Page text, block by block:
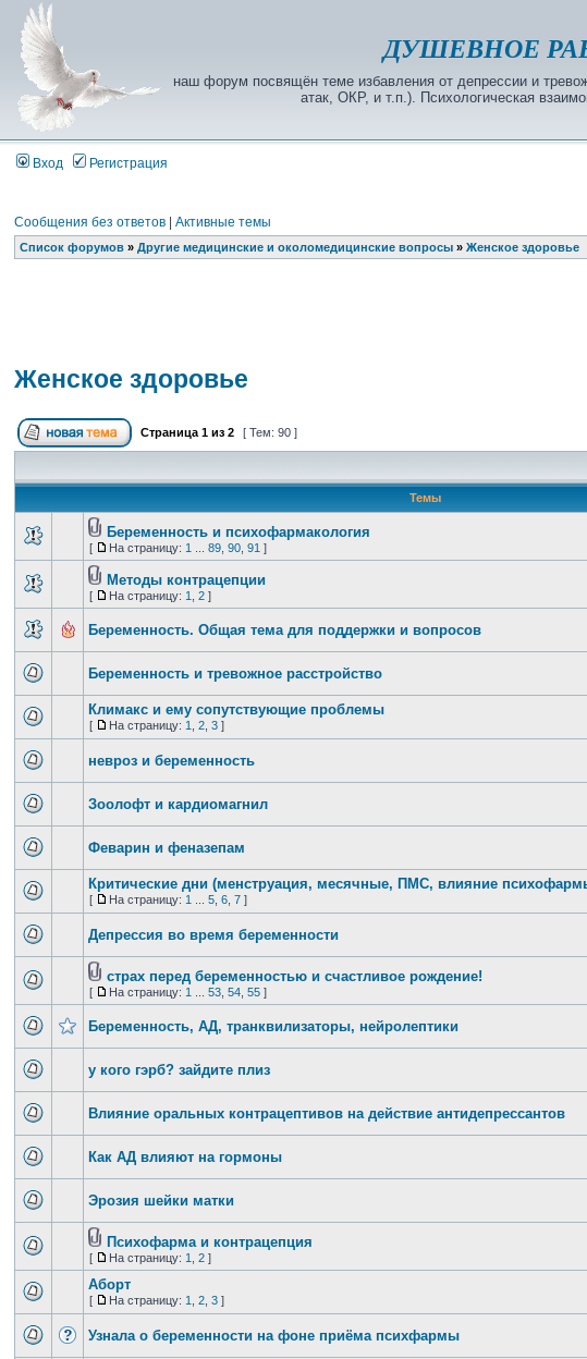
ДУШЕВНОЕ
наш форум посвящён теме избавления от депрессии и
атак, ОКР, и т.п.). Психологическая
Вход Регистрация
Сообщения без ответов |Активные темы
Список форумов »Другие медицинские и околомедицинские вопросы »Женское здоровье
Женское здоровье
Страница1 из2 [ Тем: 90 ]
Темы
Беременность и психофармакология
[ На страницу: 1 ...89 ,90 ,91 ]
Методы контрацепции
[ На страницу: 1 ,2 ]
Беременность. Общая тема для поддержки и вопросов
Беременность и тревожное расстройство
Климакс и ему сопутствующие проблемы
[ На страницу: 1 ,2 ,3 ]
невроз и беременность
Зоолофт и кардиомагнил
Феварин и феназепам
Критические дни (менструация, месячные, ПМС, влияние
[ На страницу: 1 ...5 ,6 ,7 ]
Депрессия во время беременности
страх перед беременностью и счастливое рождение!
[ На страницу: 1 ...53 ,54 ,55 ]
Беременность, АД, транквилизаторы, нейролептики
у кого гэрб? зайдите плиз
Влияние оральных контрацептивов на действие антидепрессантов
Как АД влияют на гормоны
Эрозия шейки матки
Психофарма и контрацепция
[ На страницу: 1 ,2 ]
Аборт
[ На страницу: 1 ,2 ,3 ]
Узнала о беременности на фоне приёма психфармы